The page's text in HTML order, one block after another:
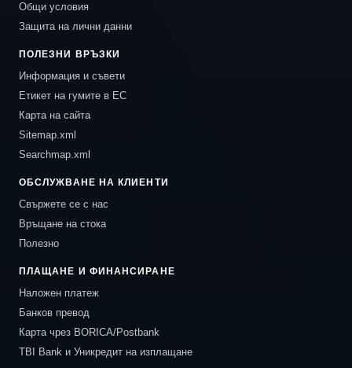
Общи условия
Защита на лични данни
ПОЛЕЗНИ ВРЪЗКИ
Информация и съвети
Етикет на гумите в ЕС
Карта на сайта
Sitemap.xml
Searchmap.xml
ОБСЛУЖВАНЕ НА КЛИЕНТИ
Свържете се с нас
Връщане на стока
Полезно
ПЛАЩАНЕ И ФИНАНСИРАНЕ
Наложен платеж
Банков превод
Карта чрез BORICA/Postbank
TBI Bank и Уникредит на изплащане